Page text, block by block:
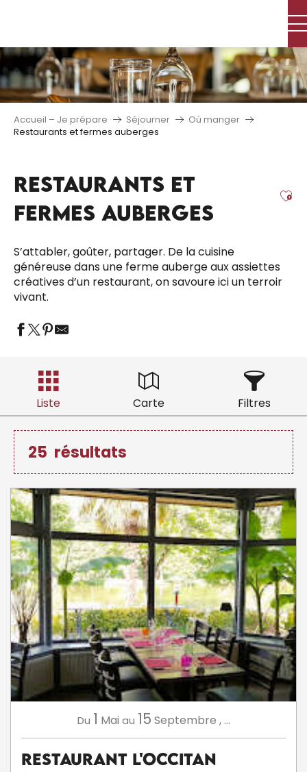
principal
Accueil – Je prépare Séjourner
Où manger
Restaurants et fermes auberges
RESTAURANTS ET
FERMES AUBERGES
S’attabler, goûter, partager. De la cuisine
généreuse dans une ferme auberge aux assiettes
créatives d’un restaurant, on savoure ici un terroir
vivant.
Liste Carte Filtres
25 résultats
Du 1 Mai au 15 Septembre , ...
Restaurant L'Occitan